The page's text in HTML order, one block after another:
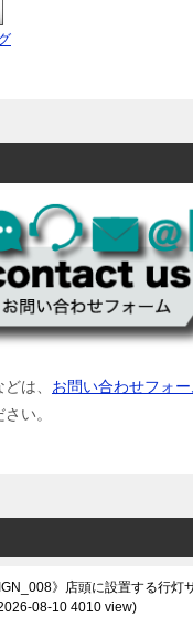
は、 お問い合わせフォー
い。
》店頭に設置する行灯
08-10 4010 view